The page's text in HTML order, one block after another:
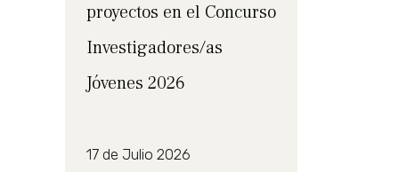
proyectos en el Concurso
Investigadores/as
Jóvenes 2026
17 de Julio 2026